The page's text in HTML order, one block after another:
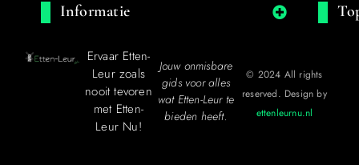
Informatie
Ervaar Etten-
Leur zoals
nooit tevoren
met Etten-
Leur Nu!
Jouw onmisbare
gids voor alles
wat Etten-Leur te
bieden heeft.
© 2024 All rights
reserved. Design by
ettenleurnu.nl